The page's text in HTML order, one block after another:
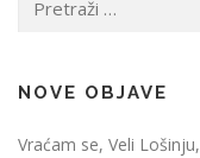
NOVE OBJAVE
Vraćam se, Veli